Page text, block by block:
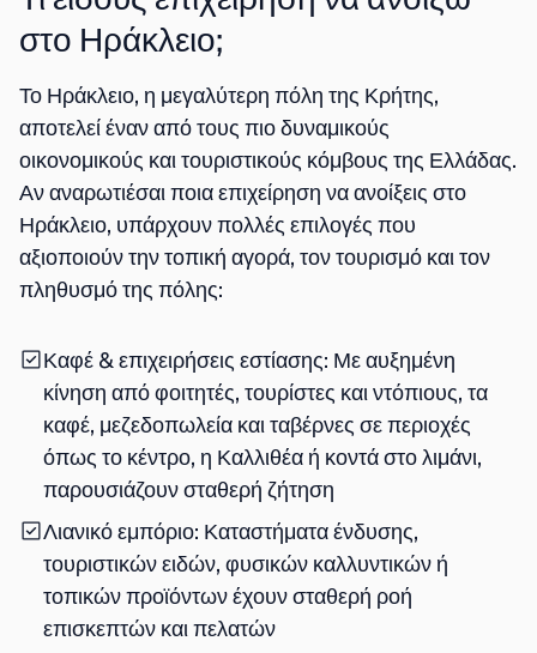
στο Ηράκλειο;
Το Ηράκλειο, η μεγαλύτερη πόλη της Κρήτης,
αποτελεί έναν από τους πιο δυναμικούς
οικονομικούς και τουριστικούς κόμβους της Ελλάδας.
Αν αναρωτιέσαιποια επιχείρηση να ανοίξεις στο
Ηράκλειο, υπάρχουν πολλές επιλογές που
αξιοποιούν την τοπική αγορά, τον τουρισμό και τον
πληθυσμό της πόλης:
Καφέ & επιχειρήσεις εστίασης: Με αυξημένη
κίνηση από φοιτητές, τουρίστες και ντόπιους, τα
καφέ, μεζεδοπωλεία και ταβέρνες σε περιοχές
όπως το κέντρο, η Καλλιθέα ή κοντά στο λιμάνι,
παρουσιάζουν σταθερή ζήτηση
Λιανικό εμπόριο: Καταστήματα ένδυσης,
τουριστικών ειδών, φυσικών καλλυντικών ή
τοπικών προϊόντων έχουν σταθερή ροή
επισκεπτών και πελατών